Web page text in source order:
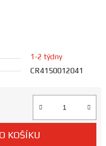
1-2 týdny
CR4150012041
KOŠÍKU